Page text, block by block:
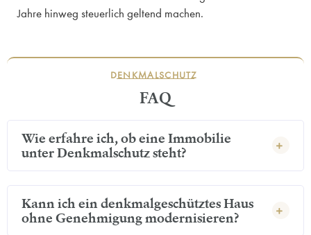
Jahre hinweg steuerlich geltend machen.
DENKMALSCHUTZ
FAQ
Wie erfahre ich, ob eine Immobilie
unter Denkmalschutz steht?
Kann ich ein denkmalgeschütztes Haus
ohne Genehmigung modernisieren?